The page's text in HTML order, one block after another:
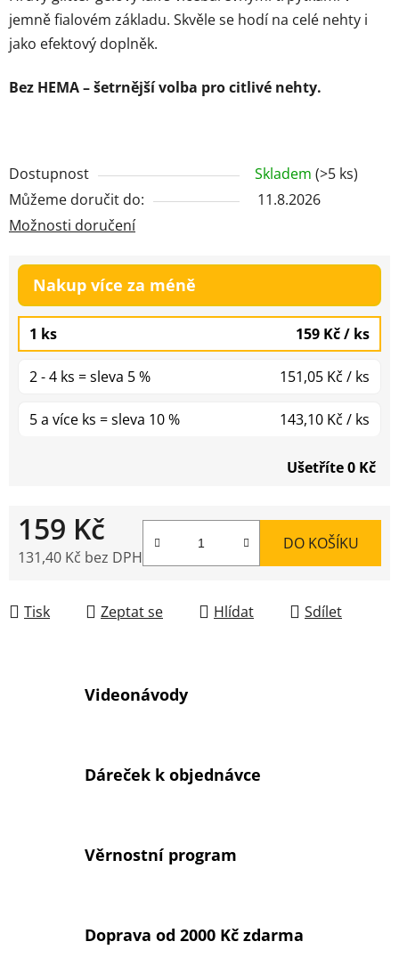
jemně fialovém základu. Skvěle se hodí na celé nehty i
jako efektový doplněk.
Bez HEMA – šetrnější volba pro citlivé nehty.
Dostupnost Skladem (>5 ks)
Můžeme doručit do:
11.8.2026
Možnosti doručení
Množstevní sleva
1 ks 159 Kč/ ks
2 - 4 ks = sleva 5 % 151,05 Kč / ks
5 a více ks = sleva 10 % 143,10 Kč / ks
Ušetříte0 Kč
159 Kč
131,40 Kč bez DPH
DO KOŠÍKU
Tisk Zeptat se Hlídat Sdílet
Videonávody
Dáreček k objednávce
Věrnostní program
Doprava od 2000 Kč zdarma